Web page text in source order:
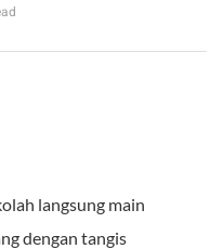
langsung main
dengan tangis